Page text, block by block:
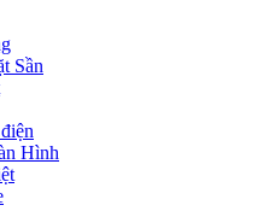
Sần
Hình